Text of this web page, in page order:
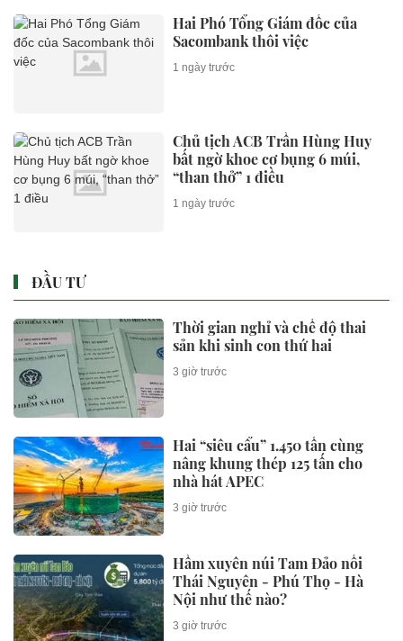
Hai Phó Tổng Giám đốc của
Sacombank thôi việc
1 ngày trước
Chủ tịch ACB Trần Hùng Huy
bất ngờ khoe cơ bụng 6 múi,
“than thở” 1 điều
1 ngày trước
ĐẦU TƯ
Thời gian nghỉ và chế độ thai
sản khi sinh con thứ hai
3 giờ trước
Hai “siêu cẩu” 1.450 tấn cùng
nâng khung thép 125 tấn cho
nhà hát APEC
3 giờ trước
Hầm xuyên núi Tam Đảo nối
Thái Nguyên - Phú Thọ - Hà
Nội như thế nào?
3 giờ trước